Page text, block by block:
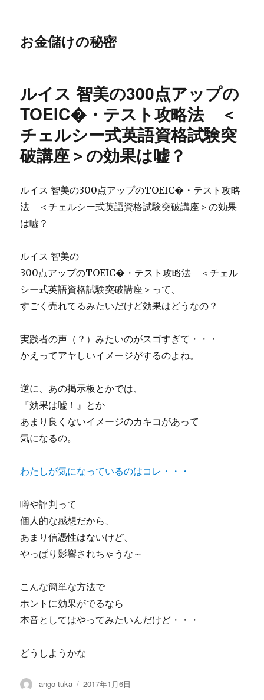
お金儲けの秘密
ルイス 智美の300点アップの
TOEIC�・テスト攻略法 ＜
チェルシー式英語資格試験突
破講座＞の効果は嘘？
ルイス 智美の300点アップのTOEIC�・テスト攻略
法 ＜チェルシー式英語資格試験突破講座＞の効果
は嘘？
ルイス 智美の
300点アップのTOEIC�・テスト攻略法 ＜チェル
シー式英語資格試験突破講座＞って、
すごく売れてるみたいだけど効果はどうなの？
実践者の声（？）みたいのがスゴすぎて・・・
かえってアヤしいイメージがするのよね。
逆に、あの掲示板とかでは、
『効果は嘘！』とか
あまり良くないイメージのカキコがあって
気になるの。
わたしが気になっているのはコレ・・・
噂や評判って
個人的な感想だから、
あまり信憑性はないけど、
やっぱり影響されちゃうな～
こんな簡単な方法で
ホントに効果がでるなら
本音としてはやってみたいんだけど・・・
どうしようかな
投
ango-tuka
投
2017年1月6日